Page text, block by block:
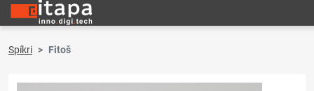
Spíkri Fitoš